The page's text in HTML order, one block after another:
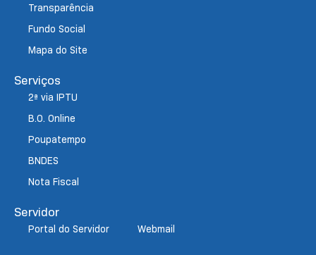
Transparência
Fundo Social
Mapa do Site
Serviços
2ª via IPTU
B.O. Online
Poupatempo
BNDES
Nota Fiscal
Servidor
Portal do Servidor Webmail